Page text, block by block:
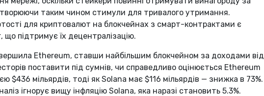
створюючи таким чином стимули для тривалого утримання.
для криптовалют на блокчейнах з смарт-контрактами є
що підтримує їх децентралізацію.
Ethereum, ставши найбільшим блокчейном за доходами від
поставити під сумнів, чи справедливо оцінюється Ethereum
$436 мільярдів, тоді як Solana має $116 мільярдів — знижка в 73%.
ігнорує вищу інфляцію Solana, яка наразі становить 5.3%.